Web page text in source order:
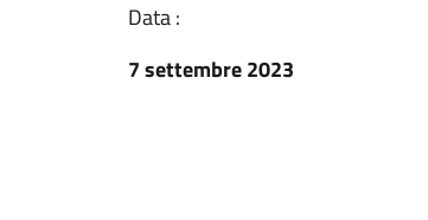
Data :
7 settembre 2023